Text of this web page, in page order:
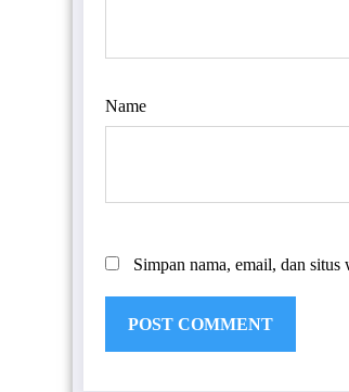
Name
Simpan nama, email, dan